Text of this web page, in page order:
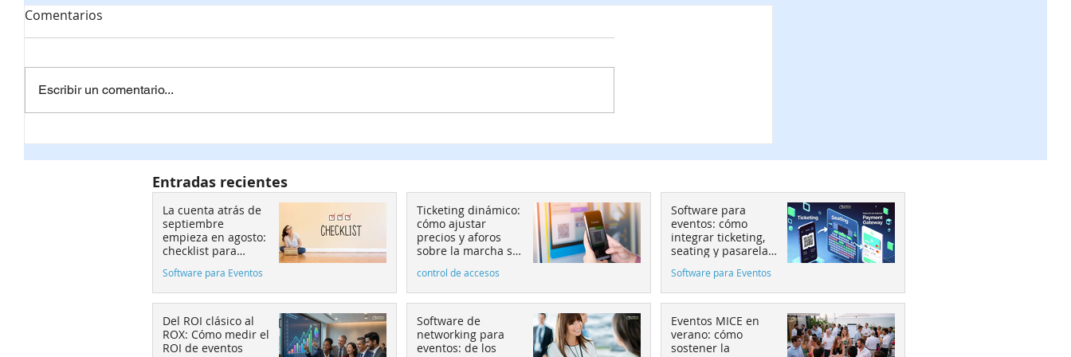
septiembre empieza en
agosto: checklist para
cómo integrar ticketing,
aumenta la conversión
Cómo medir el ROI de
Comentarios
Escribir un comentario...
Entradas recientes
La cuenta atrás de
septiembre
empieza en agosto:
checklist para
Software para Eventos
Ticketing dinámico:
cómo ajustar
precios y aforos
sobre la marcha sin
control de accesos
Software para
eventos: cómo
integrar ticketing,
seating y pasarela
conversión
Software para Eventos
Del ROI clásico al
ROX: Cómo medir el
ROI de eventos
Software de
networking para
eventos: de los
Eventos MICE en
verano: cómo
sostener la